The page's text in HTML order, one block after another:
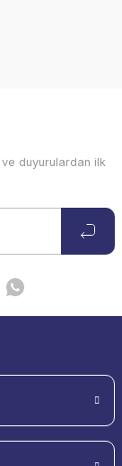
duyurulardan ilk